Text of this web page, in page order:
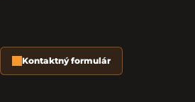
Kontaktný formulár